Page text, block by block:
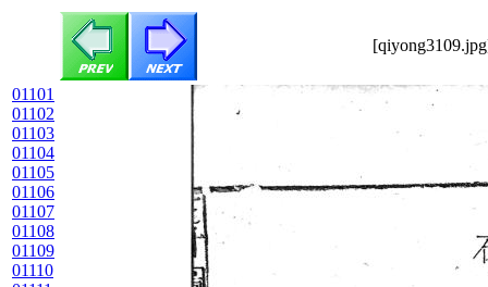
01101
01102
01103
01104
01105
01106
01107
01108
01109
01110